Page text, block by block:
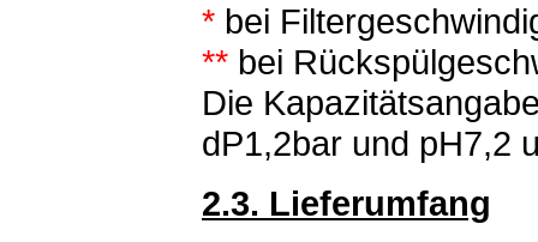
* bei
** bei
Die
dP1,2bar und pH7,2
2.3. Lieferumfang